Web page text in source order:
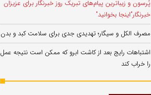
پُرسون و زیباترین پیام‌های تبریک روز خبرنگار برای عزیزان
خبرنگار"اینجا بخوانید"
مصرف الکل و سیگار؛ تهدیدی جدی برای سلامت کبد و بدن
اشتباهات رایج بعد از کاشت ابرو که ممکن است نتیجه عمل
را خراب کند